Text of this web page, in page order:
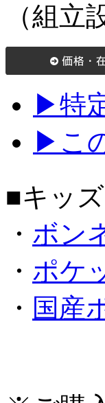
（組
▶特
▶こ
■キッ
・ ボン
・ ポケ
・ 国産